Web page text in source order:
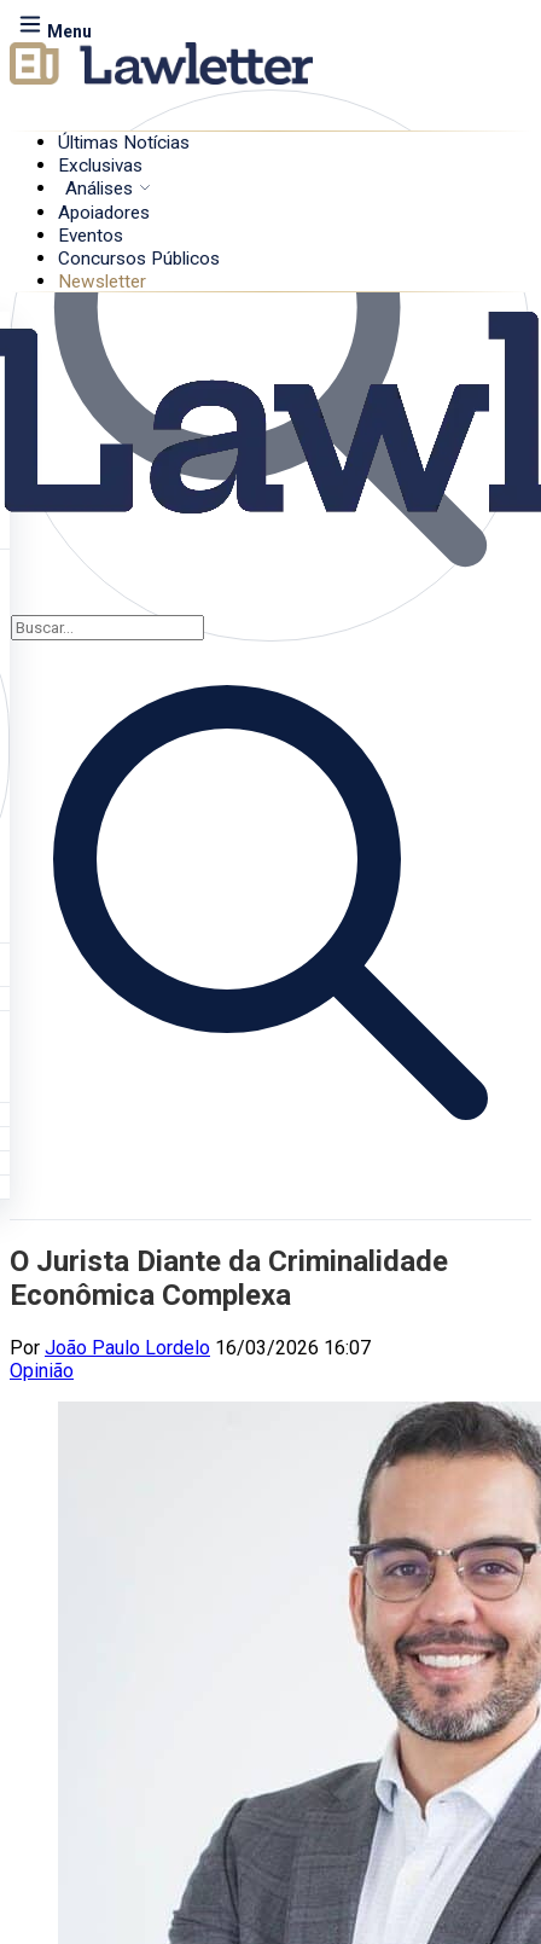
Menu
Últimas Notícias
Exclusivas
Análises
Apoiadores
Eventos
Concursos Públicos
Newsletter
O Jurista Diante da Criminalidade
Econômica Complexa
Por João Paulo Lordelo 16/03/2026 16:07
Opinião